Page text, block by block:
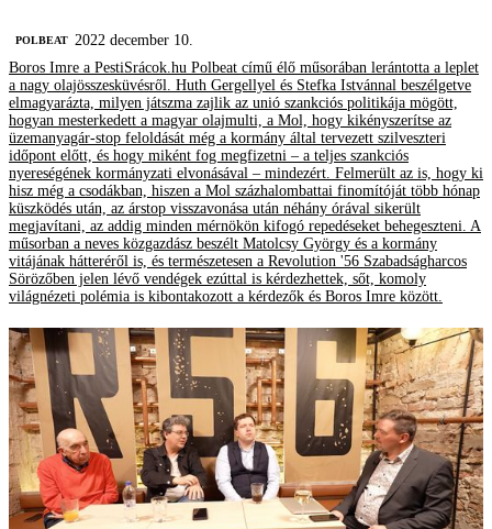
‎POLBEAT
2022 december 10.
Boros Imre a PestiSrácok.hu Polbeat című élő műsorában lerántotta a leplet
a nagy olajösszesküvésről. Huth Gergellyel és Stefka Istvánnal beszélgetve
elmagyarázta, milyen játszma zajlik az unió szankciós politikája mögött,
hogyan mesterkedett a magyar olajmulti, a Mol, hogy kikényszerítse az
üzemanyagár-stop feloldását még a kormány által tervezett szilveszteri
időpont előtt, és hogy miként fog megfizetni – a teljes szankciós
nyereségének kormányzati elvonásával – mindezért. Felmerült az is, hogy ki
hisz még a csodákban, hiszen a Mol százhalombattai finomítóját több hónap
küszködés után, az árstop visszavonása után néhány órával sikerült
megjavítani, az addig minden mérnökön kifogó repedéseket behegeszteni. A
műsorban a neves közgazdász beszélt Matolcsy György és a kormány
vitájának hátteréről is, és természetesen a Revolution '56 Szabadságharcos
Sörözőben jelen lévő vendégek ezúttal is kérdezhettek, sőt, komoly
világnézeti polémia is kibontakozott a kérdezők és Boros Imre között.